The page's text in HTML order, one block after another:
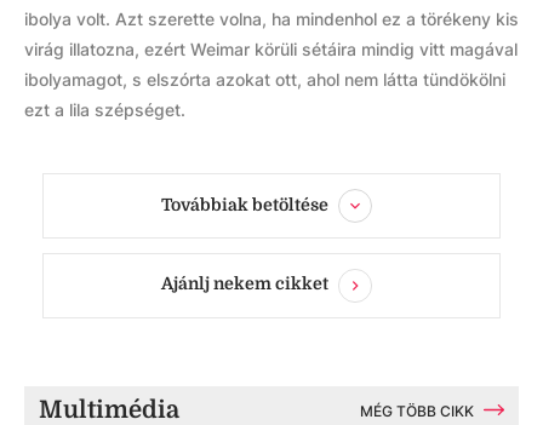
ibolya volt. Azt szerette volna, ha mindenhol ez a törékeny kis
virág illatozna, ezért Weimar körüli sétáira mindig vitt magával
ibolyamagot, s elszórta azokat ott, ahol nem látta tündökölni
ezt a lila szépséget.
Továbbiak betöltése
Ajánlj nekem cikket
Multimédia MÉG TÖBB CIKK